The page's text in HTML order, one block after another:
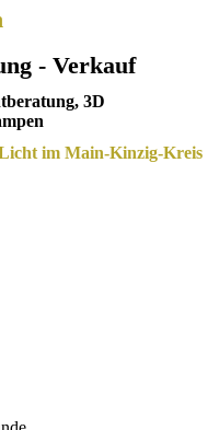
- Verkauf
3D
im Main-Kinzig-Kreis